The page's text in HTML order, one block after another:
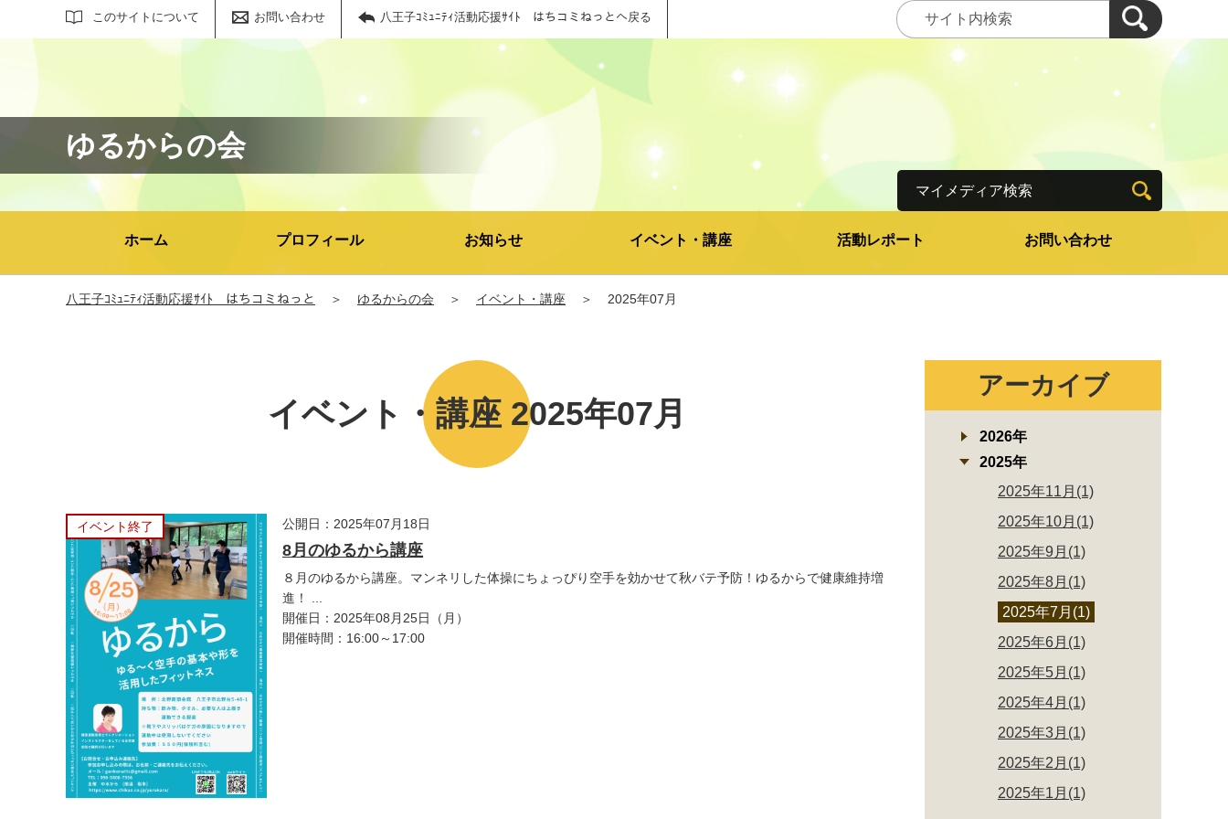
このサイトについて お問い合わせ 八王子ｺﾐｭﾆﾃｨ活動応援ｻｲﾄ はちコミねっとへ戻る
サイト内検索
ゆるからの会
ホーム プロフィール お知らせ イベント・講座 活動レポート お問い合わせ
マイメディア検索
八王子ｺﾐｭﾆﾃｨ活動応援ｻｲﾄ はちコミねっと ＞ ゆるからの会 ＞ イベント・講座 ＞ 2025年07月
イベント・講座 2025年07月
イベント終了 公開日：2025年07月18日
8月のゆるから講座
８月のゆるから講座。マンネリした体操にちょっぴり空手を効かせて秋バテ予防！ゆるからで健康維持増
進！ ...
開催日：2025年08月25日（月）
開催時間：16:00～17:00
アーカイブ
2026年
2025年
2025年11月(1)
2025年10月(1)
2025年9月(1)
2025年8月(1)
2025年7月(1)
2025年6月(1)
2025年5月(1)
2025年4月(1)
2025年3月(1)
2025年2月(1)
2025年1月(1)